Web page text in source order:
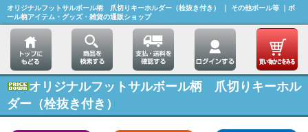
オリジナルフットサルボール柄 爪切りキーホルダー（栓抜き付き） ｜ その他ボール等 ｜ボ
ール柄アイテム・グッズ・雑貨の通販ショップ
オリジナルフットサルボール柄 爪切りキーホル
ダー（栓抜き付き）